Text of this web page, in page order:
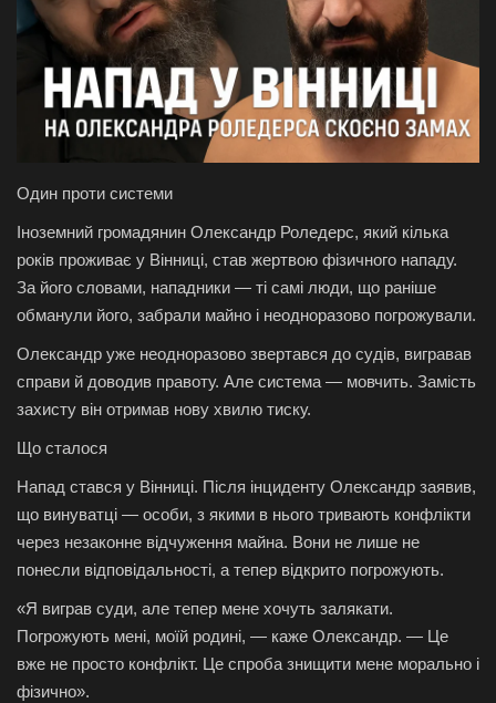
Спорт
Авто
Відео
Мова
English Ukraine
Один проти системи
Іноземний громадянин Олександр Роледерс, який кілька
років проживає у Вінниці, став жертвою фізичного нападу.
За його словами, нападники — ті самі люди, що раніше
обманули його, забрали майно і неодноразово погрожували.
Олександр уже неодноразово звертався до судів, вигравав
справи й доводив правоту. Але система — мовчить. Замість
захисту він отримав нову хвилю тиску.
Що сталося
Напад стався у Вінниці. Після інциденту Олександр заявив,
що винуватці — особи, з якими в нього тривають конфлікти
через незаконне відчуження майна. Вони не лише не
понесли відповідальності, а тепер відкрито погрожують.
«Я виграв суди, але тепер мене хочуть залякати.
Погрожують мені, моїй родині, — каже Олександр. — Це
вже не просто конфлікт. Це спроба знищити мене морально і
фізично».